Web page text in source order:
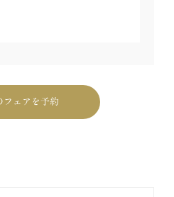
フェアを予約